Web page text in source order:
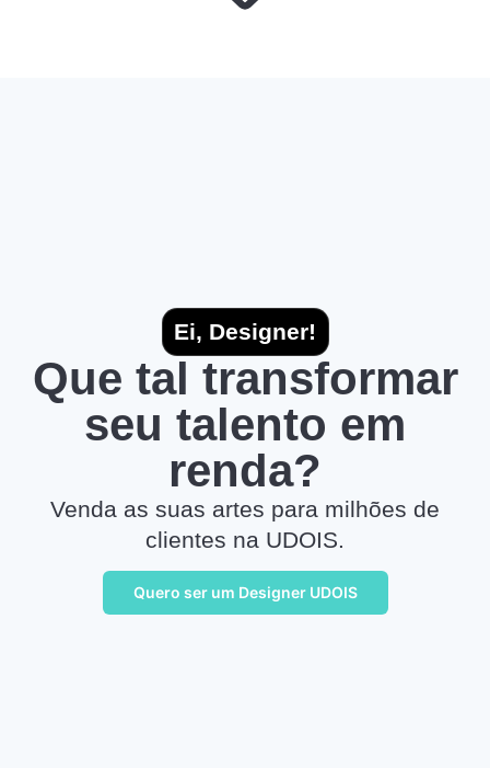
Ei, Designer!
Que tal transformar
seu talento em
renda?
Venda as suas artes para milhões de
clientes na UDOIS.
Quero ser um Designer UDOIS